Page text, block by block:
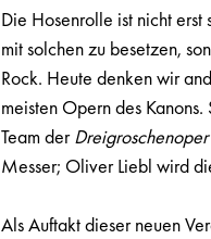
Die Hosenrolle ist nicht
mit solchen zu besetzen,
Rock. Heute denken wir
meisten Opern des
Team derDreigroschenoper
Messer; Oliver Liebl wird
Als Auftakt dieser neuen